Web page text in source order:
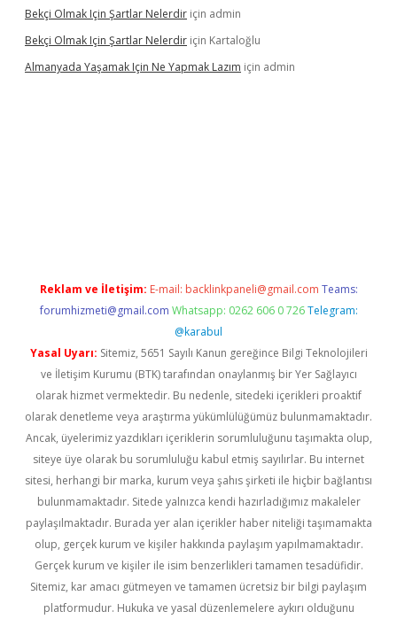
Bekçi Olmak Için Şartlar Nelerdir için admin
Bekçi Olmak Için Şartlar Nelerdir için Kartaloğlu
Almanyada Yaşamak Için Ne Yapmak Lazım için admin
Reklam ve İletişim: E-mail: backlinkpaneli@gmail.com Teams:
forumhizmeti@gmail.com Whatsapp: 0262 606 0 726 Telegram:
@karabul
Yasal Uyarı: Sitemiz, 5651 Sayılı Kanun gereğince Bilgi Teknolojileri
ve İletişim Kurumu (BTK) tarafından onaylanmış bir Yer Sağlayıcı
olarak hizmet vermektedir. Bu nedenle, sitedeki içerikleri proaktif
olarak denetleme veya araştırma yükümlülüğümüz bulunmamaktadır.
Ancak, üyelerimiz yazdıkları içeriklerin sorumluluğunu taşımakta olup,
siteye üye olarak bu sorumluluğu kabul etmiş sayılırlar. Bu internet
sitesi, herhangi bir marka, kurum veya şahıs şirketi ile hiçbir bağlantısı
bulunmamaktadır. Sitede yalnızca kendi hazırladığımız makaleler
paylaşılmaktadır. Burada yer alan içerikler haber niteliği taşımamakta
olup, gerçek kurum ve kişiler hakkında paylaşım yapılmamaktadır.
Gerçek kurum ve kişiler ile isim benzerlikleri tamamen tesadüfidir.
Sitemiz, kar amacı gütmeyen ve tamamen ücretsiz bir bilgi paylaşım
platformudur. Hukuka ve yasal düzenlemelere aykırı olduğunu